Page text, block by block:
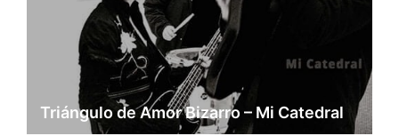
Triángulo de Amor Bizarro – Mi Catedral